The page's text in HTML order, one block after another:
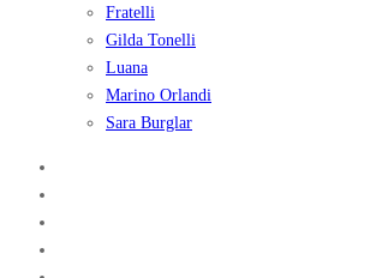
Fratelli
Gilda Tonelli
Luana
Marino Orlandi
Sara Burglar